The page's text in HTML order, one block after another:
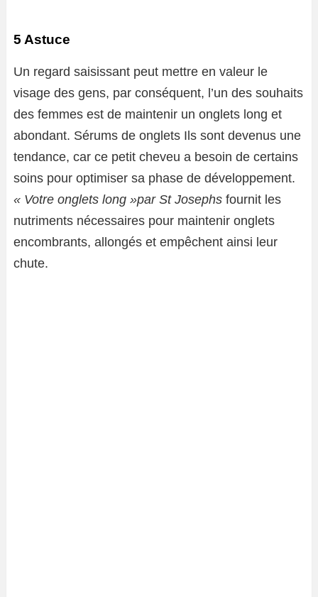
5 Astuce
Un regard saisissant peut mettre en valeur le
visage des gens, par conséquent, l’un des souhaits
des femmes est de maintenir un onglets long et
abondant. Sérums de onglets Ils sont devenus une
tendance, car ce petit cheveu a besoin de certains
soins pour optimiser sa phase de développement.
« Votre onglets long »par St Josephs fournit les
nutriments nécessaires pour maintenir onglets
encombrants, allongés et empêchent ainsi leur
chute.